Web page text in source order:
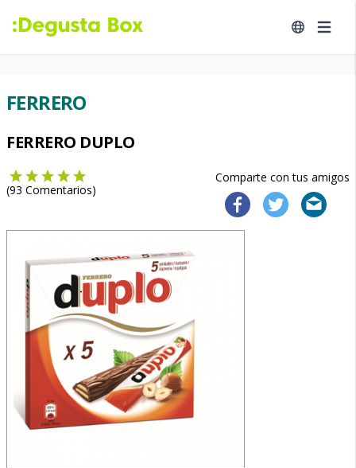
FERRERO
FERRERO DUPLO
Comparte con tus amigos
(93 Comentarios)